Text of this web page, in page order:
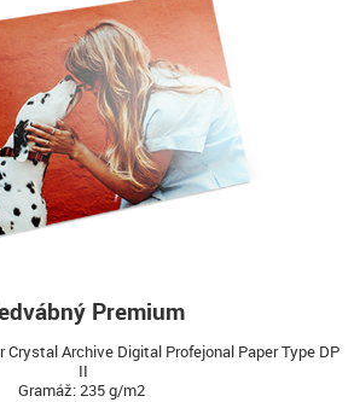
Premium
Crystal Archive Digital Profejonal Paper Type DP
II
Gramáž: 235 g/m2